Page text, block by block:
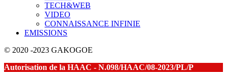
TECH&WEB
VIDEO
CONNAISSANCE INFINIE
EMISSIONS
© 2020 -2023 GAKOGOE
Autorisation de la HAAC - N.098/HAAC/08-2023/PL/P